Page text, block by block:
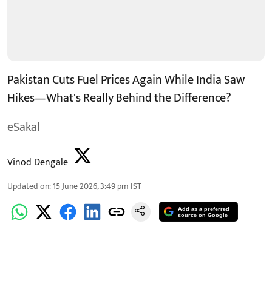
Pakistan Cuts Fuel Prices Again While India Saw
Hikes—What's Really Behind the Difference?
eSakal
Vinod Dengale
Updated on:15 June 2026, 3:49 pm IST
Add as a preferred
source on Google